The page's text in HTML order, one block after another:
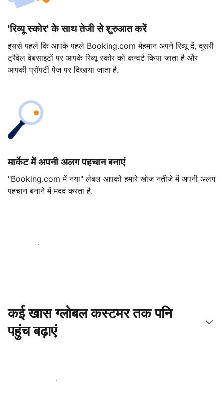
'रिव्यू स्कोर' के साथ तेजी से शुरुआत करें
इससे पहले कि आपके पहले Booking.com मेहमान अपने रिव्यू दें, दूसरी
ट्रैवेल वेबसाइटों पर आपके रिव्यू स्कोर को कन्वर्ट किया जाता है और
आपकी प्रॉपर्टी पेज पर दिखाया जाता है.
मार्केट में अपनी अलग पहचान बनाएं
"Booking.com में नया" लेबल आपको हमारे खोज नतीजे में अपनी अलग
पहचान बनाने में मदद करता है.
आज ही शुरू करें
कई खास ग्लोबल कस्टमर तक पनि
पहुंच बढ़ाएं
आज ही नए मेहमानों तक पहुंचें